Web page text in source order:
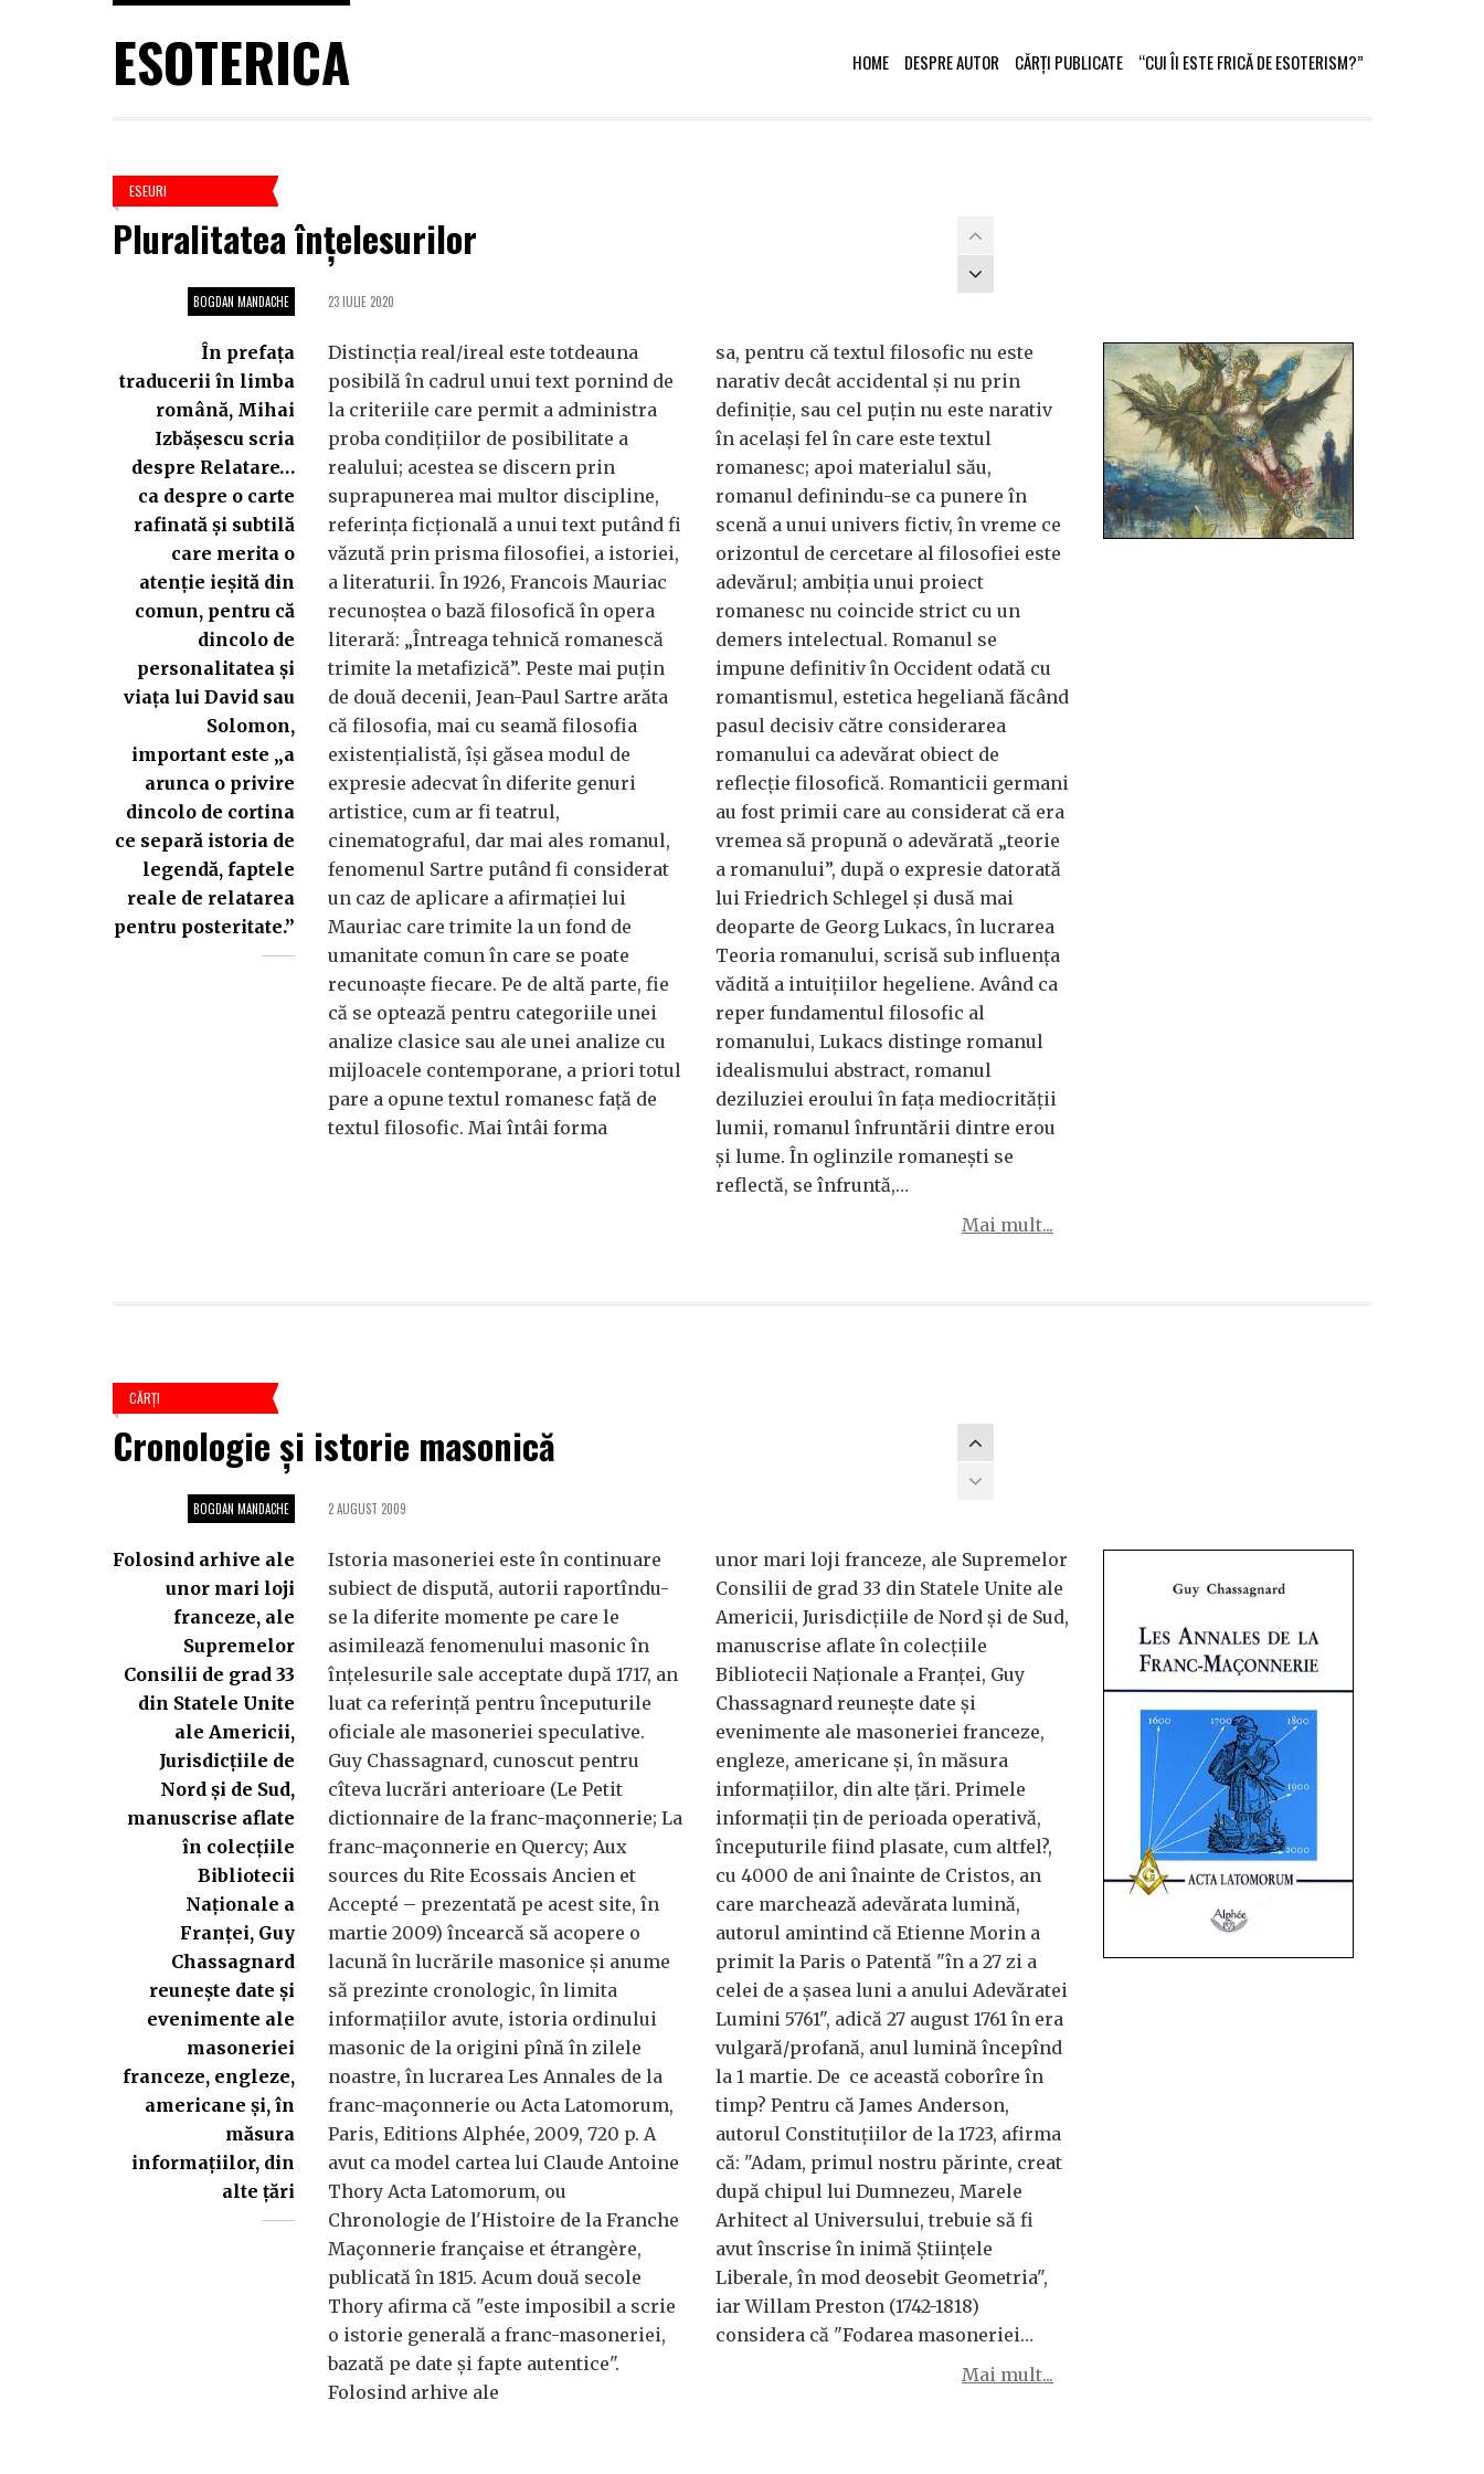
ESOTERICA HOME DESPRE AUTOR CĂRȚI PUBLICATE “CUI ÎI ESTE FRICĂ DE ESOTERISM?”
ESEURI
Pluralitatea înțelesurilor
BOGDAN MANDACHE
În prefața
traducerii în limba
română, Mihai
Izbășescu scria
despre Relatare…
ca despre o carte
rafinată și subtilă
care merita o
atenție ieșită din
comun, pentru că
dincolo de
personalitatea și
viața lui David sau
Solomon,
important este „a
arunca o privire
dincolo de cortina
ce separă istoria de
legendă, faptele
reale de relatarea
pentru posteritate.”
23 IULIE 2020
Distincția real/ireal este totdeauna
posibilă în cadrul unui text pornind de
la criteriile care permit a administra
proba condițiilor de posibilitate a
realului; acestea se discern prin
suprapunerea mai multor discipline,
referința ficțională a unui text putând fi
văzută prin prisma filosofiei, a istoriei,
a literaturii. În 1926, Francois Mauriac
recunoștea o bază filosofică în opera
literară: „Întreaga tehnică romanescă
trimite la metafizică”. Peste mai puțin
de două decenii, Jean-Paul Sartre arăta
că filosofia, mai cu seamă filosofia
existențialistă, își găsea modul de
expresie adecvat în diferite genuri
artistice, cum ar fi teatrul,
cinematograful, dar mai ales romanul,
fenomenul Sartre putând fi considerat
un caz de aplicare a afirmației lui
Mauriac care trimite la un fond de
umanitate comun în care se poate
recunoaște fiecare. Pe de altă parte, fie
că se optează pentru categoriile unei
analize clasice sau ale unei analize cu
mijloacele contemporane, a priori totul
pare a opune textul romanesc față de
textul filosofic. Mai întâi forma
sa, pentru că textul filosofic nu este
narativ decât accidental și nu prin
definiție, sau cel puțin nu este narativ
în același fel în care este textul
romanesc; apoi materialul său,
romanul definindu-se ca punere în
scenă a unui univers fictiv, în vreme ce
orizontul de cercetare al filosofiei este
adevărul; ambiția unui proiect
romanesc nu coincide strict cu un
demers intelectual. Romanul se
impune definitiv în Occident odată cu
romantismul, estetica hegeliană făcând
pasul decisiv către considerarea
romanului ca adevărat obiect de
reflecție filosofică. Romanticii germani
au fost primii care au considerat că era
vremea să propună o adevărată „teorie
a romanului”, după o expresie datorată
lui Friedrich Schlegel și dusă mai
deoparte de Georg Lukacs, în lucrarea
Teoria romanului, scrisă sub influența
vădită a intuițiilor hegeliene. Având ca
reper fundamentul filosofic al
romanului, Lukacs distinge romanul
idealismului abstract, romanul
deziluziei eroului în fața mediocrității
lumii, romanul înfruntării dintre erou
și lume. În oglinzile romanești se
reflectă, se înfruntă,…
Mai mult...
CĂRŢI
Cronologie şi istorie masonică
BOGDAN MANDACHE
Folosind arhive ale
unor mari loji
franceze, ale
Supremelor
Consilii de grad 33
din Statele Unite
ale Americii,
Jurisdicţiile de
Nord şi de Sud,
manuscrise aflate
în colecţiile
Bibliotecii
Naţionale a
Franţei, Guy
Chassagnard
reuneşte date şi
evenimente ale
masoneriei
franceze, engleze,
americane şi, în
măsura
informaţiilor, din
alte ţări
2 AUGUST 2009
Istoria masoneriei este în continuare
subiect de dispută, autorii raportîndu-
se la diferite momente pe care le
asimilează fenomenului masonic în
înţelesurile sale acceptate după 1717, an
luat ca referinţă pentru începuturile
oficiale ale masoneriei speculative.
Guy Chassagnard, cunoscut pentru
cîteva lucrări anterioare (Le Petit
dictionnaire de la franc-maçonnerie; La
franc-maçonnerie en Quercy; Aux
sources du Rite Ecossais Ancien et
Accepté – prezentată pe acest site, în
martie 2009) încearcă să acopere o
lacună în lucrările masonice şi anume
să prezinte cronologic, în limita
informaţiilor avute, istoria ordinului
masonic de la origini pînă în zilele
noastre, în lucrarea Les Annales de la
franc-maçonnerie ou Acta Latomorum,
Paris, Editions Alphée, 2009, 720 p. A
avut ca model cartea lui Claude Antoine
Thory Acta Latomorum, ou
Chronologie de l'Histoire de la Franche
Maçonnerie française et étrangère,
publicată în 1815. Acum două secole
Thory afirma că "este imposibil a scrie
o istorie generală a franc-masoneriei,
bazată pe date şi fapte autentice".
Folosind arhive ale
unor mari loji franceze, ale Supremelor
Consilii de grad 33 din Statele Unite ale
Americii, Jurisdicţiile de Nord şi de Sud,
manuscrise aflate în colecţiile
Bibliotecii Naţionale a Franţei, Guy
Chassagnard reuneşte date şi
evenimente ale masoneriei franceze,
engleze, americane şi, în măsura
informaţiilor, din alte ţări. Primele
informaţii ţin de perioada operativă,
începuturile fiind plasate, cum altfel?,
cu 4000 de ani înainte de Cristos, an
care marchează adevărata lumină,
autorul amintind că Etienne Morin a
primit la Paris o Patentă "în a 27 zi a
celei de a şasea luni a anului Adevăratei
Lumini 5761", adică 27 august 1761 în era
vulgară/profană, anul lumină începînd
la 1 martie. De ce această coborîre în
timp? Pentru că James Anderson,
autorul Constituţiilor de la 1723, afirma
că: "Adam, primul nostru părinte, creat
după chipul lui Dumnezeu, Marele
Arhitect al Universului, trebuie să fi
avut înscrise în inimă Ştiinţele
Liberale, în mod deosebit Geometria",
iar Willam Preston (1742-1818)
considera că "Fodarea masoneriei…
Mai mult...